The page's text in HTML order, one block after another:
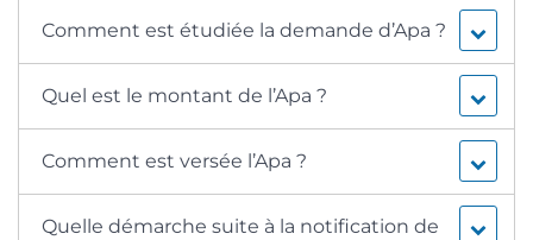
Comment est étudiée la demande d’Apa ?
Quel est le montant de l’Apa ?
Comment est versée l’Apa ?
Quelle démarche suite à la notification de